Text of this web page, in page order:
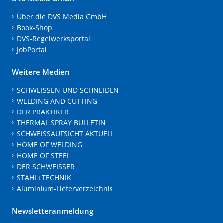
Über die DVS Media GmbH
Book-Shop
DVS-Regelwerksportal
JobPortal
Weitere Medien
SCHWEISSEN UND SCHNEIDEN
WELDING AND CUTTING
DER PRAKTIKER
THERMAL SPRAY BULLETIN
SCHWEISSAUFSICHT AKTUELL
HOME OF WELDING
HOME OF STEEL
DER SCHWEISSER
STAHL+TECHNIK
Aluminium-Lieferverzeichnis
Newsletteranmeldung